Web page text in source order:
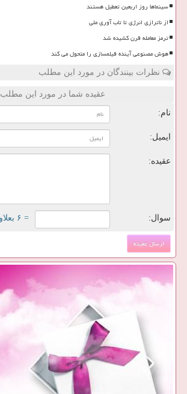
سینماها روز اربعین تعطیل هستند
از ناترازی انرژی تا تاب آوری ملی
ترمز معامله قرن کشیده شد
هوش مصنوعی آینده فیلمسازی را متحول می کند
نظرات بینندگان در مورد این مطلب
عقیده شما در مورد این مطلب
نام:
ایمیل:
عقیده:
سوال: = ۶ بعلاوه ۵